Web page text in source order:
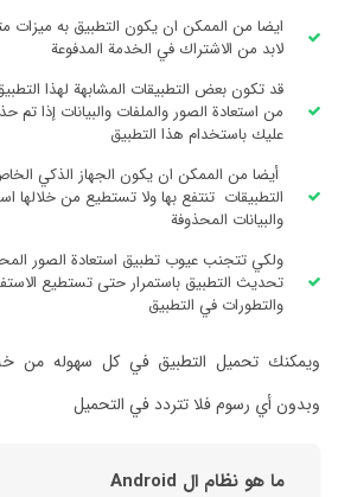
ايضا من الممكن ان يكون التطبيق به ميزات
لابد من الاشتراك في الخدمة المدفوعة
قد تكون بعض التطبيقات المشابهة لهذا
من استعادة الصور والملفات والبيانات إذا تم
عليك باستخدام هذا التطبيق
أيضا من الممكن ان يكون الجهاز الذكي
التطبيقات تنتفع بها ولا تستطيع من خلالها
والبيانات المحذوفة
ولكي تتجنب عيوب تطبيق استعادة الصور
تحديث التطبيق باستمرار حتى تستطيع
والتطورات في التطبيق
ويمكنك تحميل التطبيق في كل سهوله من
وبدون أي رسوم فلا تتردد في التحميل
ما هو نظام ال Android